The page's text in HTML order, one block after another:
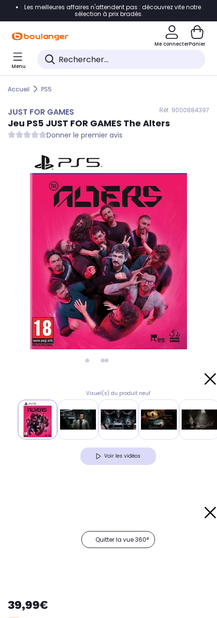
Accéder directement à la navigation
Accéder directement au pied de page
Accéder directement au chatbot
Les meilleures affaires n'attendent pas : découvrez vite notre
sélection à prix bradés.
Me connecterPanier
Menu
Accueil PS5
JUST FOR GAMES Réf. 9000884397
Jeu PS5 JUST FOR GAMES The Alters
Donner le premier avis
Visuel(s) du produit neuf
Voir les vidéos
Quitter la vue 360°
39,99€